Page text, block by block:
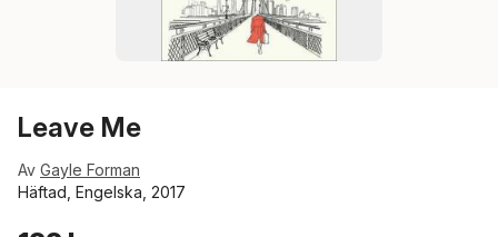
Leave Me
Av Gayle Forman
Häftad, Engelska, 2017